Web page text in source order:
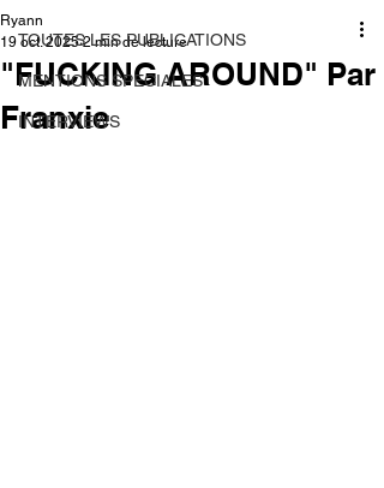
TOUTES LES PUBLICATIONS
MENTIONS SPECIALES
INTERVIEWS
"FUCKING AROUND" Par
Franxie
Ryann
19 oct. 2025 2 min de lecture